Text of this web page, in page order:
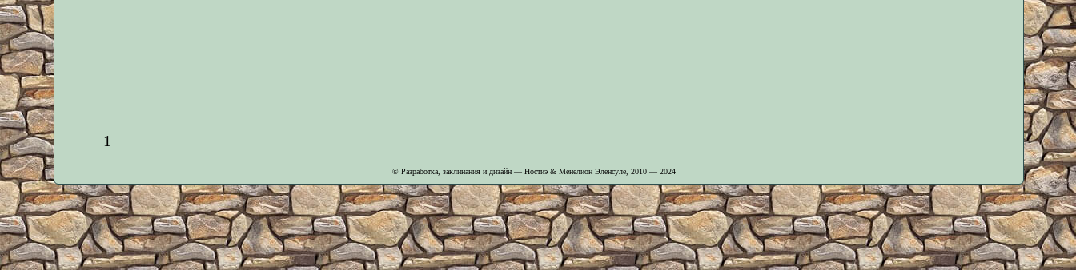
1
© Разработка, заклинания и дизайн — Ностиэ & Менелион Эленсуле, 2010 — 2024